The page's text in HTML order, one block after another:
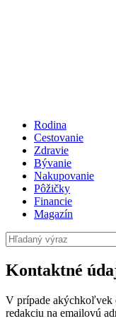
Rodina
Cestovanie
Zdravie
Bývanie
Nakupovanie
Pôžičky
Financie
Magazín
Kontaktné
V prípade akýchkoľvek
redakciu na emailovú